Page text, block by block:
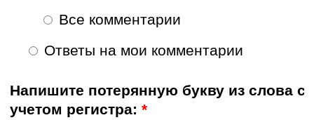
Все комментарии
Ответы на мои комментарии
Напишите потерянную букву из слова с
учетом регистра:*